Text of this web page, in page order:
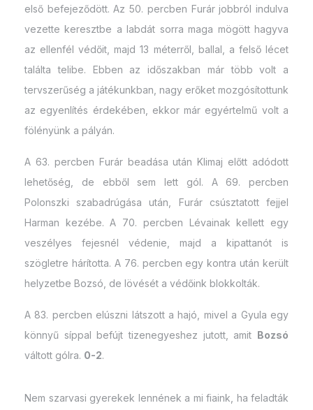
első befejeződött. Az 50. percben Furár jobbról indulva
vezette keresztbe a labdát sorra maga mögött hagyva
az ellenfél védőit, majd 13 méterről, ballal, a felső lécet
találta telibe. Ebben az időszakban már több volt a
tervszerűség a játékunkban, nagy erőket mozgósítottunk
az egyenlítés érdekében, ekkor már egyértelmű volt a
fölényünk a pályán.
A 63. percben Furár beadása után Klimaj előtt adódott
lehetőség, de ebből sem lett gól. A 69. percben
Polonszki szabadrúgása után, Furár csúsztatott fejjel
Harman kezébe. A 70. percben Lévainak kellett egy
veszélyes fejesnél védenie, majd a kipattanót is
szögletre hárította. A 76. percben egy kontra után került
helyzetbe Bozsó, de lövését a védőink blokkolták.
A 83. percben elúszni látszott a hajó, mivel a Gyula egy
könnyű síppal befújt tizenegyeshez jutott, amit Bozsó
váltott gólra. 0-2.
Nem szarvasi gyerekek lennének a mi fiaink, ha feladták